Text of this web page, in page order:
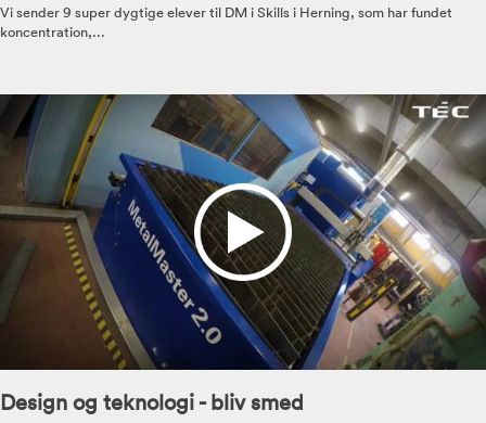
Vi sender 9 super dygtige elever til DM i Skills i Herning, som har fundet
koncentration,...
Design og teknologi - bliv smed